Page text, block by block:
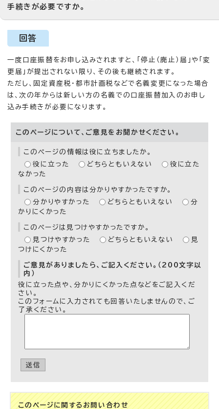
手続きが必要ですか。
回答
一度口座振替をお申し込みされますと、「停止（廃止）届」や「変
更届」が提出されない限り、その後も継続されます。
ただし、固定資産税・都市計画税などで名義変更になった場合
は、次の年からは新しい方の名義での口座振替加入のお申し
込み手続きが必要になります。
このページについて、ご意見をお聞かせください。
このページの情報は役に立ちましたか。
役に立った
どちらともいえない
役に立た
なかった
このページの内容は分かりやすかったですか。
分かりやすかった
どちらともいえない
分
かりにくかった
このページは見つけやすかったですか。
見つけやすかった
どちらともいえない
見
つけにくかった
ご意見がありましたら、ご記入ください。（200文字以
内）
役に立った点や、分かりにくかった点などをご記入くだ
さい。
このフォームに入力されても回答いたしませんので、ご
了承ください。
送信
このページに関する お問い合わせ